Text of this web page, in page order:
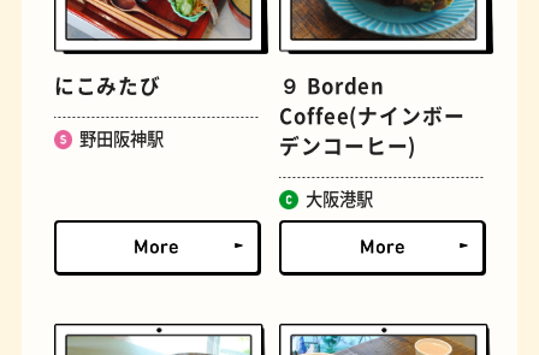
にこみたび
野田阪神駅
９ Borden
Coffee(ナインボー
デンコーヒー)
大阪港駅